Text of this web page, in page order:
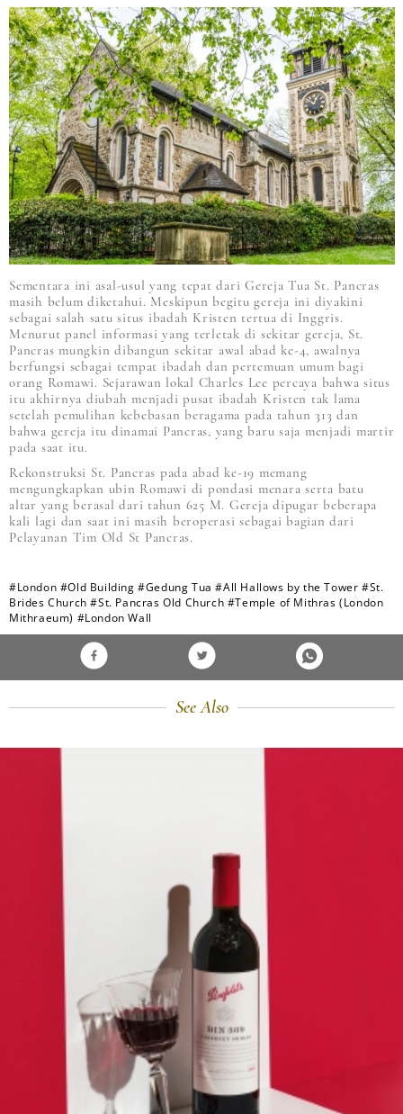
Sementara ini asal-usul yang tepat dari Gereja Tua St. Pancras
masih belum diketahui. Meskipun begitu gereja ini diyakini
sebagai salah satu situs ibadah Kristen tertua di Inggris.
Menurut panel informasi yang terletak di sekitar gereja, St.
Pancras mungkin dibangun sekitar awal abad ke-4, awalnya
berfungsi sebagai tempat ibadah dan pertemuan umum bagi
orang Romawi. Sejarawan lokal Charles Lee percaya bahwa situs
itu akhirnya diubah menjadi pusat ibadah Kristen tak lama
setelah pemulihan kebebasan beragama pada tahun 313 dan
bahwa gereja itu dinamai Pancras, yang baru saja menjadi martir
pada saat itu.
Rekonstruksi St. Pancras pada abad ke-19 memang
mengungkapkan ubin Romawi di pondasi menara serta batu
altar yang berasal dari tahun 625 M. Gereja dipugar beberapa
kali lagi dan saat ini masih beroperasi sebagai bagian dari
Pelayanan Tim Old St Pancras.
#London #Old Building #Gedung Tua #All Hallows by the Tower #St.
Brides Church #St. Pancras Old Church #Temple of Mithras (London
Mithraeum) #London Wall
See Also